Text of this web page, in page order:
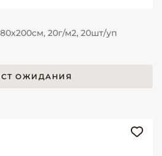
20г/м2, 20шт/уп
ОЖИДАНИЯ